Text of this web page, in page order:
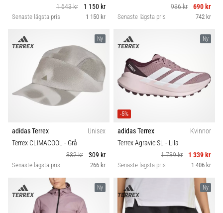
som
drabbas
av.
Visa
1 643 kr
1 150 kr
Senaste lägsta pris 1 150 kr
986 kr
690 kr
Senaste lägsta pris 742 kr
Ny
adidas Terrex
Unisex
Terrex CLIMACOOL - Grå
332 kr
309 kr
Senaste lägsta pris 266 kr
Ny
-5%
adidas Terrex
Kvinnor
Terrex Agravic SL - Lila
1 739 kr
1 339 kr
Senaste lägsta pris 1 406 kr
Ny Ny